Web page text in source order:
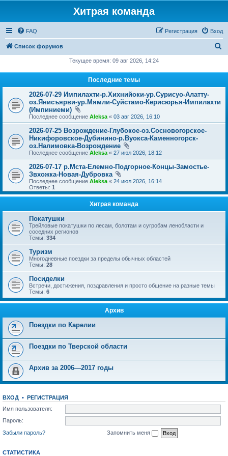
Хитрая команда
FAQ Вход
Регистрация
Список форумов
Текущее время: 09 авг 2026, 14:24
Последние темы
2026-07-29 Импилахти-р.Хихнийоки-ур.Сурисуо-Алатту-
оз.Янисъярви-ур.Мямли-Суйстамо-Керисюрья-Импилахти
(Импиниеми)
Последнее сообщение Aleksa « 03 авг 2026, 16:10
2026-07-25 Возрождение-Глубокое-оз.Сосновогорское-
Никифоровское-Дубинино-р.Вуокса-Каменногорск-
оз.Налимовка-Возрождение
Последнее сообщение Aleksa « 27 июл 2026, 18:12
2026-07-17 р.Мста-Елемно-Подгорное-Концы-Замостье-
Звхожка-Новая-Дубровка
Последнее сообщение Aleksa « 24 июл 2026, 16:14
Ответы: 1
Хитрая команда
Покатушки
Трейловые покатушки по лесам, болотам и сугробам ленобласти и
соседних регионов
Темы: 334
Туризм
Многодневные поездки за пределы обычных областей
Темы: 28
Посиделки
Встречи, достижения, поздравления и просто общение на разные темы
Темы: 6
Архив
Поездки по Карелии
Поездки по Тверской области
Архив за 2006—2017 годы
ВХОД • РЕГИСТРАЦИЯ
Имя пользователя:
Пароль:
Забыли пароль?
Запомнить меня
СТАТИСТИКА